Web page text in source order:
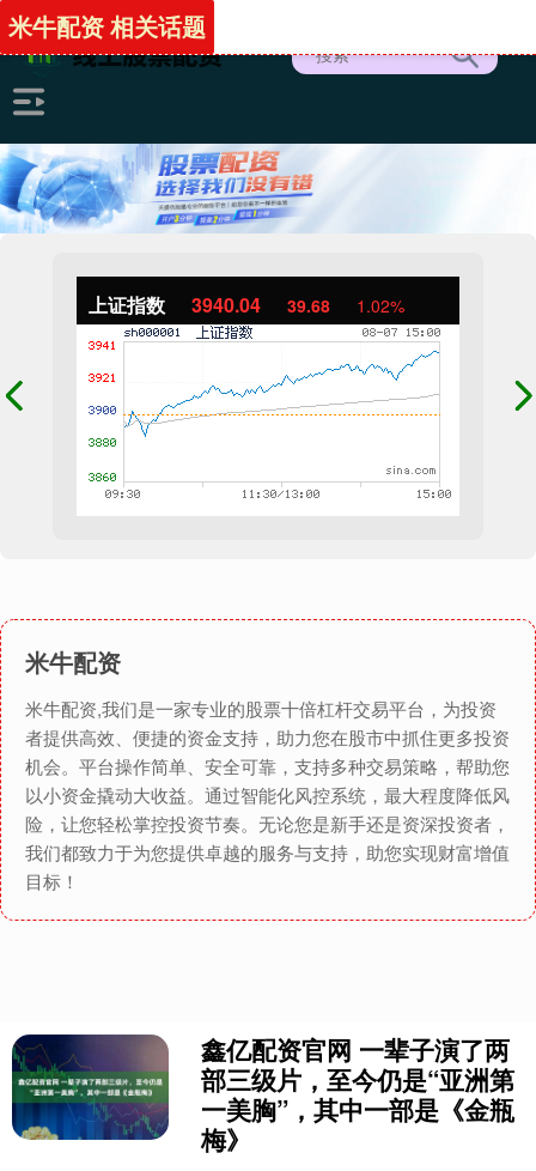
上证指数 3940.04 39.68 1.02%
米牛配资
米牛配资,我们是一家专业的股票十倍杠杆交易平台，为投资
者提供高效、便捷的资金支持，助力您在股市中抓住更多投资
机会。平台操作简单、安全可靠，支持多种交易策略，帮助您
以小资金撬动大收益。通过智能化风控系统，最大程度降低风
险，让您轻松掌控投资节奏。无论您是新手还是资深投资者，
我们都致力于为您提供卓越的服务与支持，助您实现财富增值
目标！
米牛配资 相关话题
鑫亿配资官网 一辈子演了两
部三级片，至今仍是“亚洲第
一美胸”，其中一部是《金瓶
梅》